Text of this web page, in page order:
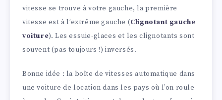
vitesse se trouve à votre gauche, la première
vitesse est à l’extrême gauche (Clignotant gauche
voiture). Les essuie-glaces et les clignotants sont
souvent (pas toujours !) inversés.
Bonne idée : la boîte de vitesses automatique dans
une voiture de location dans les pays où l’on roule